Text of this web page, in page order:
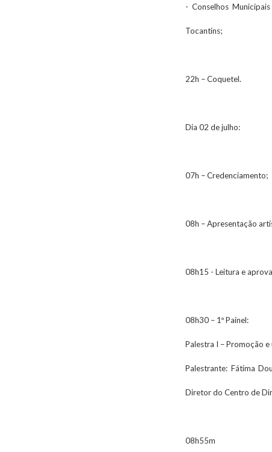
- Conselhos
Tocantins;
22h – Coquetel.
Dia 02 de julho:
07h – Credenciamento;
08h – Apresentação
08h15 - Leitura e
08h30 – 1º Painel:
Palestra I – Promoção
Palestrante: Fátima
Diretor do Centro de
08h55m